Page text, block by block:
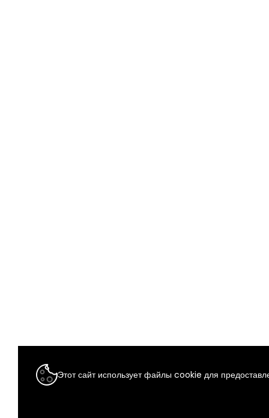
Этот сайт использует файлы cookie для